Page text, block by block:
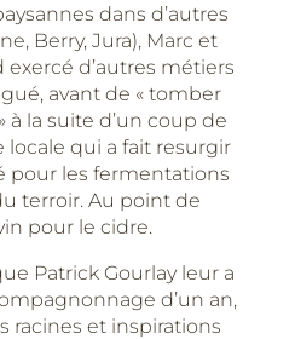
dans d’autres
Berry, Jura), Marc et
exercé d’autres métiers
avant de « tomber
à la suite d’un coup de
qui a fait resurgir
pour les fermentations
terroir. Au point de
pour le cidre.
Patrick Gourlay leur a
d’un an,
racines et inspirations